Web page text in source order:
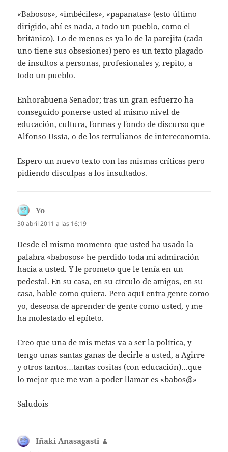
«Babosos», «imbéciles», «papanatas» (esto último
dirigido, ahí es nada, a todo un pueblo, como el
británico). Lo de menos es ya lo de la parejita (cada
uno tiene sus obsesiones) pero es un texto plagado
de insultos a personas, profesionales y, repito, a
todo un pueblo.
Enhorabuena Senador; tras un gran esfuerzo ha
conseguido ponerse usted al mismo nivel de
educación, cultura, formas y fondo de discurso que
Alfonso Ussía, o de los tertulianos de intereconomía.
Espero un nuevo texto con las mismas críticas pero
pidiendo disculpas a los insultados.
Yo
30 abril 2011 a las 16:19
Desde el mismo momento que usted ha usado la
palabra «babosos» he perdido toda mi admiración
hacia a usted. Y le prometo que le tenía en un
pedestal. En su casa, en su círculo de amigos, en su
casa, hable como quiera. Pero aquí entra gente como
yo, deseosa de aprender de gente como usted, y me
ha molestado el epíteto.
Creo que una de mis metas va a ser la política, y
tengo unas santas ganas de decirle a usted, a Agirre
y otros tantos…tantas cositas (con educación)…que
lo mejor que me van a poder llamar es «babos@»
Saludois
Iñaki Anasagasti